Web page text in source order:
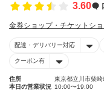
3.60
金券ショップ・チケットシ
配達・デリバリー対応
クーポン有
住所
東京都立川市柴
本日の営業状況 10:00〜19:00